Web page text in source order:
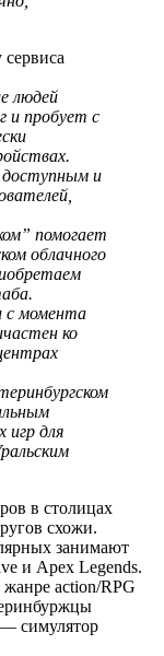
людей
и пробует с
доступным и
помогает
облачного
с момента
ко
игр для
в столицах
схожи.
занимают
и Apex Legends.
жанре action/RPG
симулятор